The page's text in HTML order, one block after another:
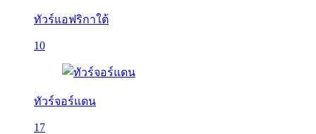
ทัวร์แอฟริกาใต้
10
ทัวร์จอร์แดน
17